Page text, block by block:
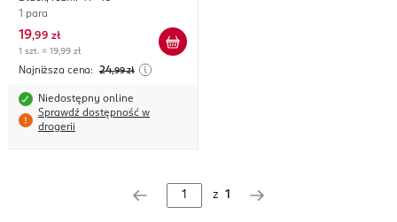
1 para
19,99 zł
1 szt. = 19,99 zł
Najniższa cena: 24,99 zł
Niedostępny online
Sprawdź dostępność w
drogerii
z 1